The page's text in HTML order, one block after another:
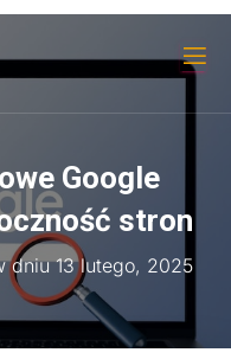
Google
stron
dniu13 lutego, 2025